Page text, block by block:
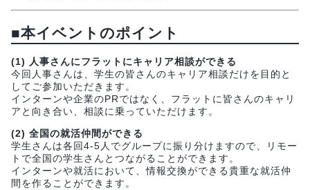
■本イベントのポイント
(1) 人事さんにフラットにキャリア相談ができる
今回人事さんは、学生の皆さんのキャリア相談だけを目的と
してご参加いただきます。
インターンや企業のPRではなく、フラットに皆さんのキャリ
アと向き合い、相談に乗っていただけます。
(2) 全国の就活仲間ができる
学生さんは各回4-5人でグループに振り分けますので、リモー
トで全国の学生さんとつながることができます。
インターンや就活において、情報交換ができる貴重な就活仲
間を作ることができます。